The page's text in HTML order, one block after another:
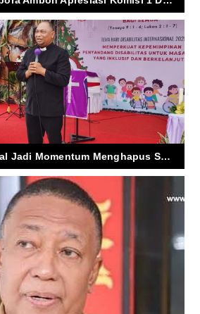
Pdt Muskitta : Natal Jadi Momentum Menghapus Stigma dan Diskriminasi Bagi Penyandang Disabilitas